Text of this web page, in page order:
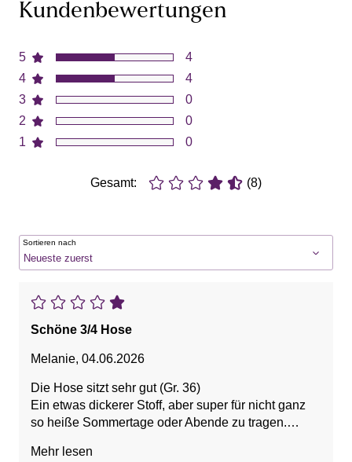
Kundenbewertungen
5
4
3
2
1
4
4
0
0
0
Gesamt: (8)
Sortieren nach
Schöne 3/4 Hose
Melanie, 04.06.2026
Die Hose sitzt sehr gut (Gr. 36)
Ein etwas dickerer Stoff, aber super für nicht ganz
so heiße Sommertage oder Abende zu tragen.
zufrieden. Vielen Dank.
Mehr lesen